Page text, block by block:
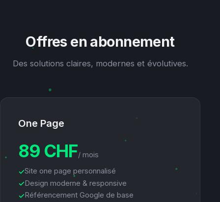
Offres en abonnement
Des solutions claires, modernes et évolutives.
One Page
89 CHF/ mois
Site one page personnalisé
Design moderne & responsive
Référencement Google de base